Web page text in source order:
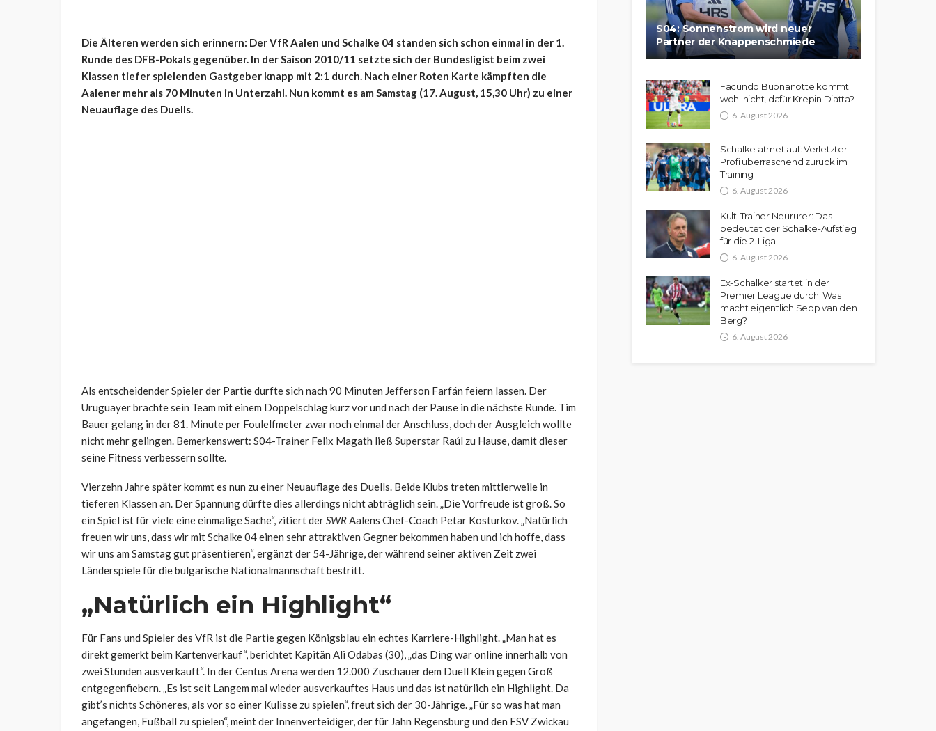
Die Älteren werden sich erinnern: Der VfR Aalen und Schalke 04 standen sich schon einmal in der 1.
Runde des DFB-Pokals gegenüber. In der Saison 2010/11 setzte sich der Bundesligist beim zwei
Klassen tiefer spielenden Gastgeber knapp mit 2:1 durch. Nach einer Roten Karte kämpften die
Aalener mehr als 70 Minuten in Unterzahl. Nun kommt es am Samstag (17. August, 15,30 Uhr) zu einer
Neuauflage des Duells.
Als entscheidender Spieler der Partie durfte sich nach 90 Minuten Jefferson Farfán feiern lassen. Der
Uruguayer brachte sein Team mit einem Doppelschlag kurz vor und nach der Pause in die nächste Runde. Tim
Bauer gelang in der 81. Minute per Foulelfmeter zwar noch einmal der Anschluss, doch der Ausgleich wollte
nicht mehr gelingen. Bemerkenswert: S04-Trainer Felix Magath ließ Superstar Raúl zu Hause, damit dieser
seine Fitness verbessern sollte.
Vierzehn Jahre später kommt es nun zu einer Neuauflage des Duells. Beide Klubs treten mittlerweile in
tieferen Klassen an. Der Spannung dürfte dies allerdings nicht abträglich sein. „Die Vorfreude ist groß. So
ein Spiel ist für viele eine einmalige Sache“, zitiert derSWRAalens Chef-Coach Petar Kosturkov. „Natürlich
freuen wir uns, dass wir mit Schalke 04 einen sehr attraktiven Gegner bekommen haben und ich hoffe, dass
wir uns am Samstag gut präsentieren“, ergänzt der 54-Jährige, der während seiner aktiven Zeit zwei
Länderspiele für die bulgarische Nationalmannschaft bestritt.
„Natürlich ein Highlight“
Für Fans und Spieler des VfR ist die Partie gegen Königsblau ein echtes Karriere-Highlight. „Man hat es
direkt gemerkt beim Kartenverkauf“, berichtet Kapitän Ali Odabas (30), „das Ding war online innerhalb von
zwei Stunden ausverkauft“. In der Centus Arena werden 12.000 Zuschauer dem Duell Klein gegen Groß
entgegenfiebern. „Es ist seit Langem mal wieder ausverkauftes Haus und das ist natürlich ein Highlight. Da
gibt’s nichts Schöneres, als vor so einer Kulisse zu spielen“, freut sich der 30-Jährige. „Für so was hat man
angefangen, Fußball zu spielen“, meint der Innenverteidiger, der für Jahn Regensburg und den FSV Zwickau
S04: Sonnenstrom wird neuer
Partner der Knappenschmiede
Facundo Buonanotte kommt
wohl nicht, dafür Krepin Diatta?
6. August 2026
Schalke atmet auf: Verletzter
Profi überraschend zurück im
Training
6. August 2026
Kult-Trainer Neururer: Das
bedeutet der Schalke-Aufstieg
für die 2. Liga
6. August 2026
Ex-Schalker startet in der
Premier League durch: Was
macht eigentlich Sepp van den
Berg?
6. August 2026